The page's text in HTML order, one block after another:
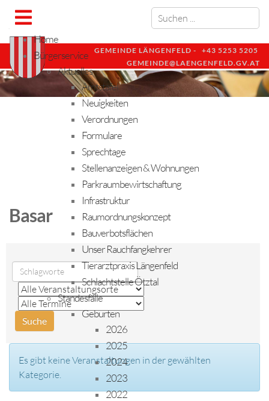
GEMEINDE LÄNGENFELD - +43 5253 5205
GEMEINDE@LAENGENFELD.GV.AT
Home
Bürgerservice
Aktuelles
Amtstafel
Neuigkeiten
Verordnungen
Formulare
Sprechtage
Stellenanzeigen & Wohnungen
Parkraumbewirtschaftung
Infrastruktur
Raumordnungskonzept
Bauverbotsflächen
Unser Rauchfangkehrer
Tierarztpraxis Längenfeld
Schlachtstelle Ötztal
Standesfälle
Geburten
2026
2025
2024
2023
2022
Basar
Es gibt keine Veranstaltungen in der gewählten
Kategorie.